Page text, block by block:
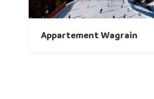
Appartement Wagrain